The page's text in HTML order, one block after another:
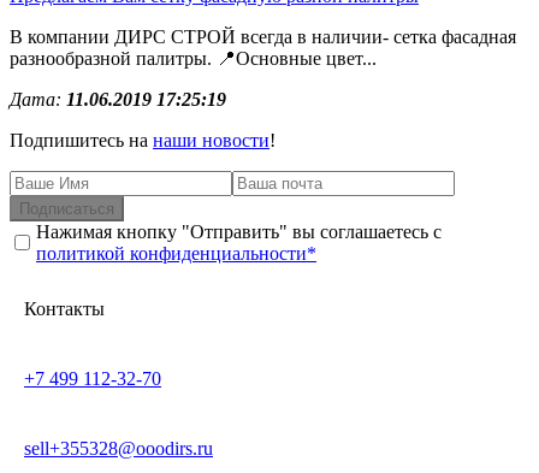
В компании ДИРС СТРОЙ всегда в наличии- сетка фасадная
разнообразной палитры. 📍Основные цвет...
Дата: 11.06.2019 17:25:19
Подпишитесь на наши новости!
Подписаться
Нажимая кнопку "Отправить" вы соглашаетесь с
политикой конфиденциальности*
Контакты
+7 499 112-32-70
sell+355328@ooodirs.ru